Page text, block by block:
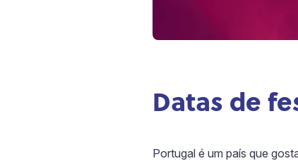
Datas de
Portugal é um país que